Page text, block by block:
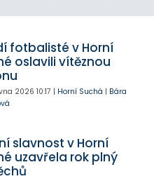
fotbalisté v Horní
oslavili vítěznou
2026 10:17 | Horní Suchá | Bára
slavnost v Horní
uzavřela rok plný